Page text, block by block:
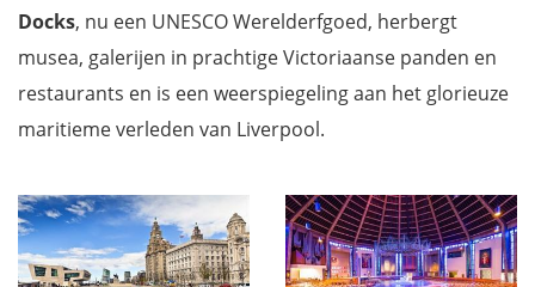
Docks, nu een UNESCO Werelderfgoed, herbergt
musea, galerijen in prachtige Victoriaanse panden en
restaurants en is een weerspiegeling aan het glorieuze
maritieme verleden van Liverpool.